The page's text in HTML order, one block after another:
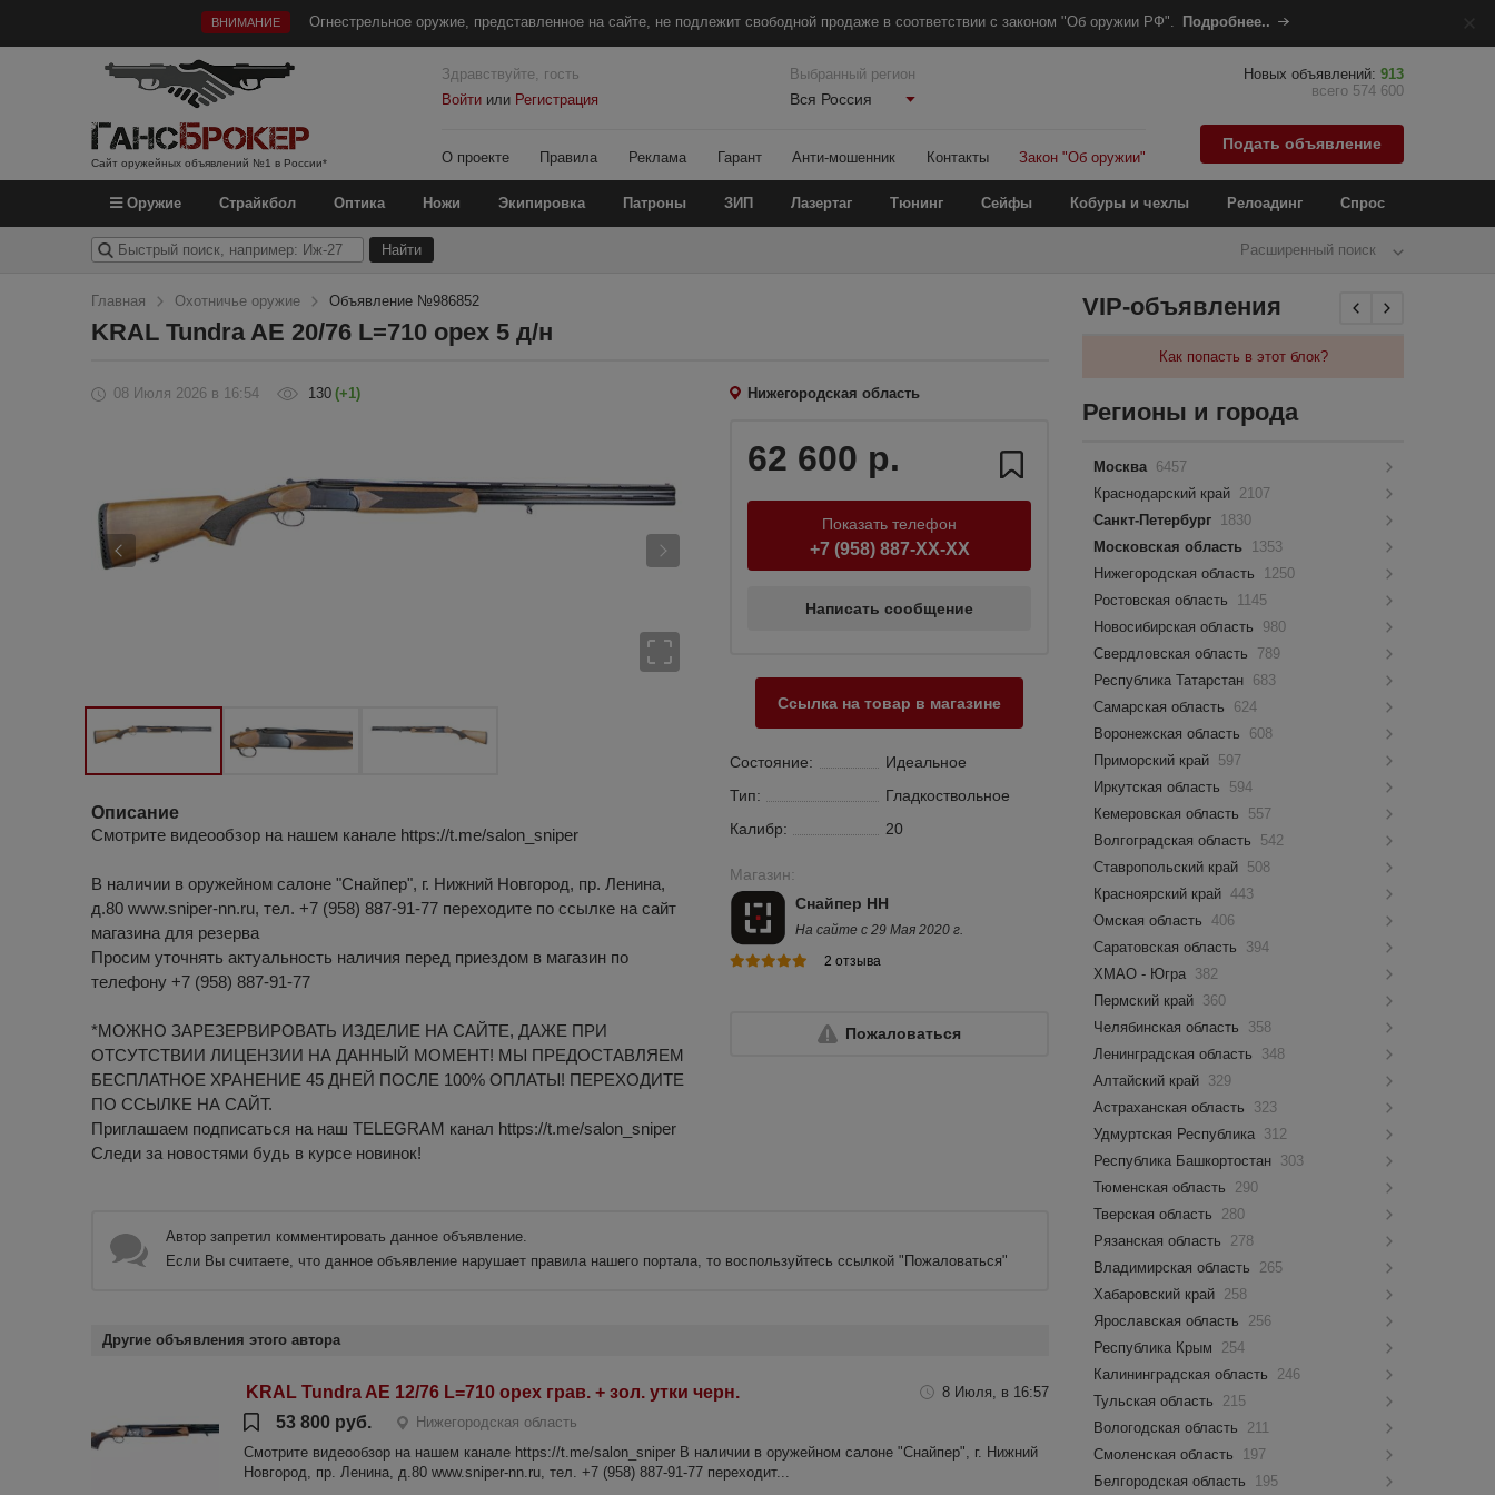
ВНИМАНИЕ Огнестрельное оружие, представленное на сайте, не подлежит свободной продаже в соответствии с законом "Об оружии РФ". Подробнее..
Сайт оружейных объявлений №1 в России*
Здравствуйте, гость
Войтиили Регистрация
Выбранный регион
Вся Россия
О проекте Правила Реклама Гарант Анти-мошенник Контакты Закон "Об оружии"
Новых объявлений: 913
всего 574 600
Подать объявление
Оружие Страйкбол Оптика Ножи Экипировка Патроны ЗИП Лазертаг Тюнинг Сейфы Кобуры и чехлы Релоадинг Спрос
Расширенный поиск
Главная Охотничье оружие Объявление №986852
KRAL Tundra AE 20/76 L=710 орех 5 д/н
08 Июля 2026 в 16:54 130 (+1) Нижегородская область
Описание
Смотрите видеообзор на нашем канале https://t.me/salon_sniper
В наличии в оружейном салоне "Снайпер", г. Нижний Новгород, пр. Ленина,
д.80 www.sniper-nn.ru, тел. +7 (958) 887-91-77 переходите по ссылке на сайт
магазина для резерва
Просим уточнять актуальность наличия перед приездом в магазин по
телефону +7 (958) 887-91-77
*МОЖНО ЗАРЕЗЕРВИРОВАТЬ ИЗДЕЛИЕ НА САЙТЕ, ДАЖЕ ПРИ
ОТСУТСТВИИ ЛИЦЕНЗИИ НА ДАННЫЙ МОМЕНТ! МЫ ПРЕДОСТАВЛЯЕМ
БЕСПЛАТНОЕ ХРАНЕНИЕ 45 ДНЕЙ ПОСЛЕ 100% ОПЛАТЫ! ПЕРЕХОДИТЕ
ПО ССЫЛКЕ НА САЙТ.
Приглашаем подписаться на наш TELEGRAM канал https://t.me/salon_sniper
Следи за новостями будь в курсе новинок!
62 600 р.
Показать телефон
+7 (958) 887-XX-XX
Написать сообщение
Ссылка на товар в магазине
Состояние:
Идеальное
Тип:
Гладкоствольное
Калибр:
20
Магазин:
Снайпер НН
На сайте с 29 Мая 2020 г.
2 отзыва
Пожаловаться
Автор запретил комментировать данное объявление.
Если Вы считаете, что данное объявление нарушает правила нашего портала, то воспользуйтесь ссылкой "Пожаловаться"
Другие объявления этого автора
KRAL Tundra AE 12/76 L=710 орех грав. + зол. утки черн. 8 Июля, в 16:57
53 800 руб.
Нижегородская область
Смотрите видеообзор на нашем канале https://t.me/salon_sniper В наличии в оружейном салоне "Снайпер", г. Нижний
Новгород, пр. Ленина, д.80 www.sniper-nn.ru, тел. +7 (958) 887-91-77 переходит...
VIP-объявления
Как попасть в этот блок?
Регионы и города
Москва 6457
Краснодарский край 2107
Санкт-Петербург 1830
Московская область 1353
Нижегородская область
1250
Ростовская область
1145
Новосибирская область
980
Свердловская область
789
Республика Татарстан 683
Самарская область
624
Воронежская область
608
Приморский край 597
Иркутская область
594
Кемеровская область
557
Волгоградская область
542
Ставропольский край 508
Красноярский край 443
Омская область
406
Саратовская область
394
ХМАО - Югра 382
Пермский край 360
Челябинская область
358
Ленинградская область
348
Алтайский край 329
Астраханская область
323
Удмуртская Республика 312
Республика Башкортостан 303
Тюменская область
290
Тверская область
280
Рязанская область
278
Владимирская область
265
Хабаровский край 258
Ярославская область
256
Республика Крым
254
Калининградская область
246
Тульская область
215
Вологодская область
211
Смоленская область
197
Белгородская область
195